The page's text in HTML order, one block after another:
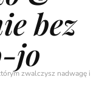
bez
jo
zwalczysz nadwagę i